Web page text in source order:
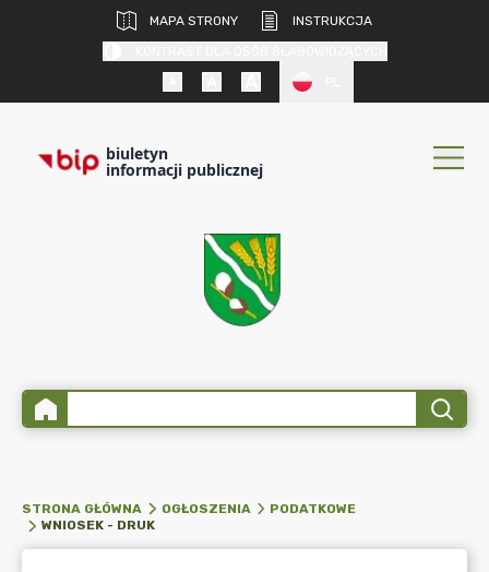
MAPA STRONY
INSTRUKCJA
biuletyn
informacji publicznej
STRONA GŁÓWNA OGŁOSZENIA
PODATKOWE
WNIOSEK - DRUK